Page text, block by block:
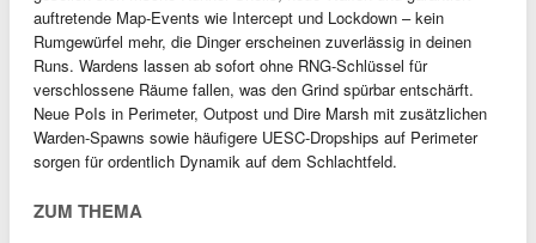
auftretende Map-Events wie Intercept und Lockdown – kein
Rumgewürfel mehr, die Dinger erscheinen zuverlässig in deinen
Runs. Wardens lassen ab sofort ohne RNG-Schlüssel für
verschlossene Räume fallen, was den Grind spürbar entschärft.
Neue PoIs in Perimeter, Outpost und Dire Marsh mit zusätzlichen
Warden-Spawns sowie häufigere UESC-Dropships auf Perimeter
sorgen für ordentlich Dynamik auf dem Schlachtfeld.
ZUM THEMA